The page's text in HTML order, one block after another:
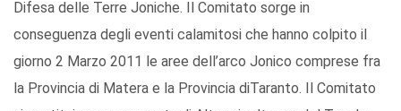
Difesa delle Terre Joniche. Il Comitato sorge in
conseguenza degli eventi calamitosi che hanno colpito il
giorno 2 Marzo 2011 le aree dell’arco Jonico comprese fra
la Provincia di Matera e la Provincia diTaranto. Il Comitato